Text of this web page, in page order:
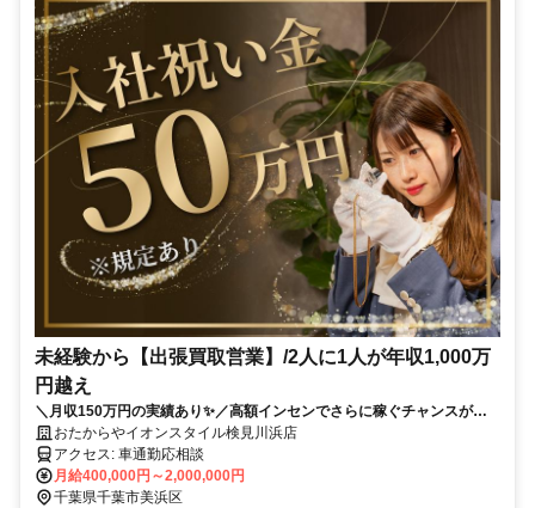
未経験から【出張買取営業】/2人に1人が年収1,000万
円越え
＼月収150万円の実績あり✨／高額インセンでさらに稼ぐチャンスがあ
ります❗ ✨賞与年2回✨入社祝い金あり ✅テレアポなし！✅飛び込みなし
✅土日希望休もOK✅女性も活躍中✅研修サポートも充実❗
おたからやイオンスタイル検見川浜店
アクセス: 車通勤応相談
月給400,000円～2,000,000円
千葉県千葉市美浜区